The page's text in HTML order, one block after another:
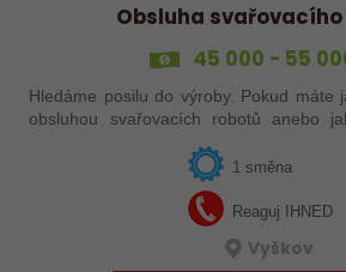
Obsluha
45 000 - 55
Hledáme posilu do výroby. Pokud máte
obsluhou svařovacích robotů anebo
1 směna
Reaguj IHNED
Vyškov